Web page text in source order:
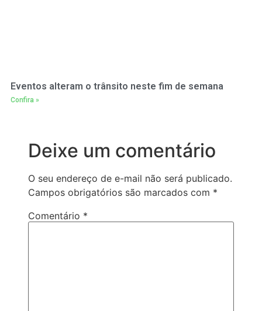
Eventos alteram o trânsito neste fim de semana
Confira »
Deixe um comentário
O seu endereço de e-mail não será publicado.
Campos obrigatórios são marcados com *
Comentário *